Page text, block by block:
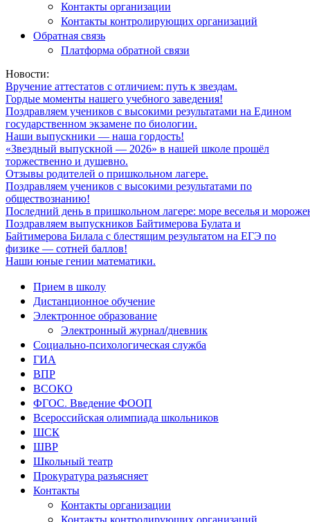
Контакты организации
Контакты контролирующих организаций
Обратная связь
Платформа обратной связи
Новости:
Вручение аттестатов с отличием: путь к звездам.
Гордые моменты нашего учебного заведения!
Поздравляем учеников с высокими результатами на Едином
государственном экзамене по биологии.
Наши выпускники — наша гордость!
«Звездный выпускной — 2026» в нашей школе прошёл
торжественно и душевно.
Отзывы родителей о пришкольном лагере.
Поздравляем учеников с высокими результатами по
обществознанию!
Последний день в пришкольном лагере: море веселья и
Поздравляем выпускников Байтимерова Булата и
Байтимерова Билала с блестящим результатом на ЕГЭ по
физике — сотней баллов!
Наши юные гении математики.
Прием в школу
Дистанционное обучение
Электронное образование
Электронный журнал/дневник
Социально-психологическая служба
ГИА
ВПР
ВСОКО
ФГОС. Введение ФООП
Всероссийская олимпиада школьников
ШСК
ШВР
Школьный театр
Прокуратура разъясняет
Контакты
Контакты организации
Контакты контролирующих организаций